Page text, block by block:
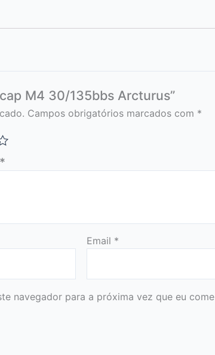
M4 30/135bbs Arcturus”
Campos obrigatórios marcados com *
*
Email *
navegador para a próxima vez que eu